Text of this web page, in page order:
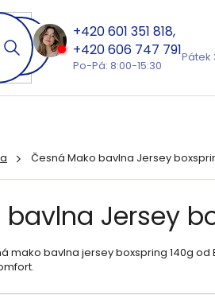
601 351 818
606 747 791
Po-Pá: 8:00-15:30
Pátek
Česná Mako bavlna Jersey
Jersey
mako bavlna jersey boxspring 140g